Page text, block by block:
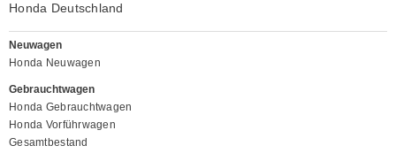
Honda Deutschland
Neuwagen
Honda Neuwagen
Gebrauchtwagen
Honda Gebrauchtwagen
Honda Vorführwagen
Gesamtbestand